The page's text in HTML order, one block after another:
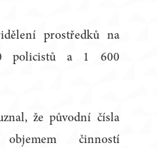
prostředků na
policistů a 1 600
že původní čísla
činností